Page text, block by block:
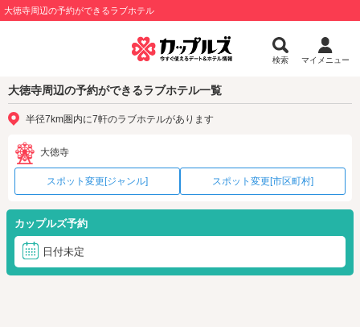
大徳寺周辺の予約ができるラブホテル
検索 マイメニュー
大徳寺周辺の予約ができるラブホテル一覧
半径7km圏内に7軒のラブホテルがあります
大徳寺
スポット変更[ジャンル] スポット変更[市区町村]
カップルズ予約
日付未定